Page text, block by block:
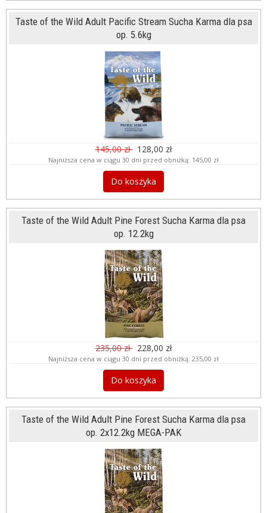
Taste of the Wild Adult Pacific Stream Sucha Karma dla psa
op. 5.6kg
145,00 zł 128,00 zł
Najniższa cena w ciągu 30 dni przed obniżką: 145,00 zł
Do koszyka
Taste of the Wild Adult Pine Forest Sucha Karma dla psa
op. 12.2kg
235,00 zł 228,00 zł
Najniższa cena w ciągu 30 dni przed obniżką: 235,00 zł
Do koszyka
Taste of the Wild Adult Pine Forest Sucha Karma dla psa
op. 2x12.2kg MEGA-PAK